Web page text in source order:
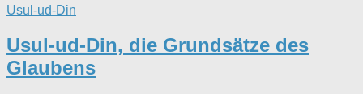
Usul-ud-Din
Usul-ud-Din, die Grundsätze des
Glaubens